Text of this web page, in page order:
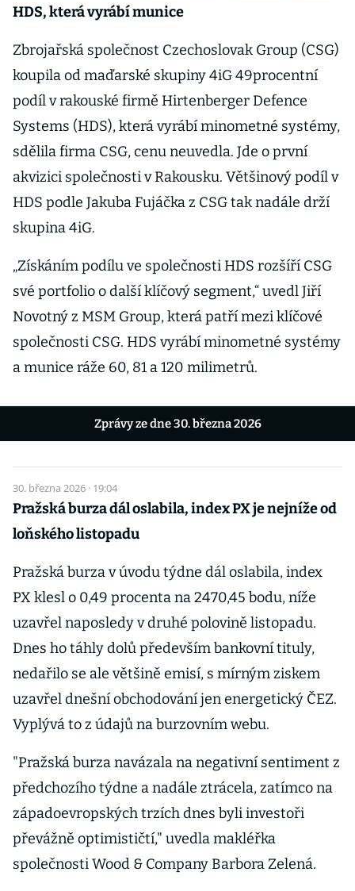
HDS, která vyrábí munice
Zbrojařská společnost Czechoslovak Group (CSG)
koupila od maďarské skupiny 4iG 49procentní
podíl v rakouské firmě Hirtenberger Defence
Systems (HDS), která vyrábí minometné systémy,
sdělila firma CSG, cenu neuvedla. Jde o první
akvizici společnosti v Rakousku. Většinový podíl v
HDS podle Jakuba Fujáčka z CSG tak nadále drží
skupina 4iG.
„Získáním podílu ve společnosti HDS rozšíří CSG
své portfolio o další klíčový segment,“ uvedl Jiří
Novotný z MSM Group, která patří mezi klíčové
společnosti CSG. HDS vyrábí minometné systémy
a munice ráže 60, 81 a 120 milimetrů.
Zprávy ze dne 30. března 2026
30. března 2026 · 19:04
Pražská burza dál oslabila, index PX je nejníže od
loňského listopadu
Pražská burza v úvodu týdne dál oslabila, index
PX klesl o 0,49 procenta na 2470,45 bodu, níže
uzavřel naposledy v druhé polovině listopadu.
Dnes ho táhly dolů především bankovní tituly,
nedařilo se ale většině emisí, s mírným ziskem
uzavřel dnešní obchodování jen energetický ČEZ.
Vyplývá to z údajů na burzovním webu.
"Pražská burza navázala na negativní sentiment z
předchozího týdne a nadále ztrácela, zatímco na
západoevropských trzích dnes byli investoři
převážně optimističtí," uvedla makléřka
společnosti Wood & Company Barbora Zelená.